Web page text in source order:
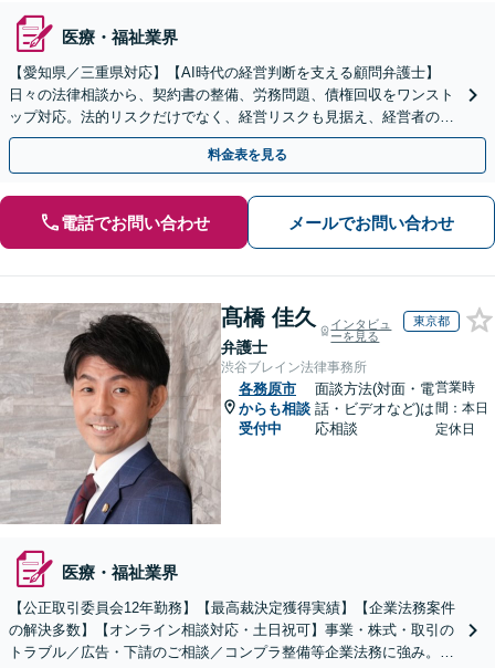
医療・福祉業界
【愛知県／三重県対応】【AI時代の経営判断を支える顧問弁護士】
日々の法律相談から、契約書の整備、労務問題、債権回収をワンスト
ップ対応。法的リスクだけでなく、経営リスクも見据え、経営者の迅
速かつ適切な経営判断を法務面からサポートします。
料金表を見る
電話でお問い合わせ メールでお問い合わせ
髙橋 佳久
弁護士
インタビュ
ーを見る
東京都
渋谷ブレイン法律事務所
各務原市
からも相談
受付中
面談方法(対面・電
話・ビデオなど)は
応相談
営業時
間：本日
定休日
医療・福祉業界
【公正取引委員会12年勤務】【最高裁決定獲得実績】【企業法務案件
の解決多数】【オンライン相談対応・土日祝可】事業・株式・取引の
トラブル／広告・下請のご相談／コンプラ整備等企業法務に強み。株